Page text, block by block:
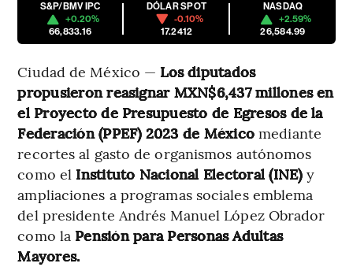
S&P/BMV IPC
+0.20%
66,833.16
DÓLAR SPOT
-0.10%
17.2412
NASDAQ
+2.59%
26,584.99
Ciudad de México — Los diputados
propusieron reasignar MXN$6,437 millones en
el Proyecto de Presupuesto de Egresos de la
Federación (PPEF) 2023 de México mediante
recortes al gasto de organismos autónomos
como el Instituto Nacional Electoral (INE)y
ampliaciones a programas sociales emblema
del presidente Andrés Manuel López Obrador
como la Pensión para Personas Adultas
Mayores.